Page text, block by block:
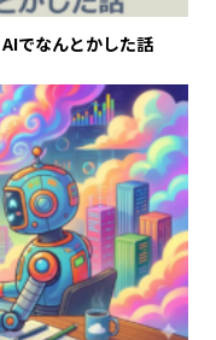
でなんとかした話